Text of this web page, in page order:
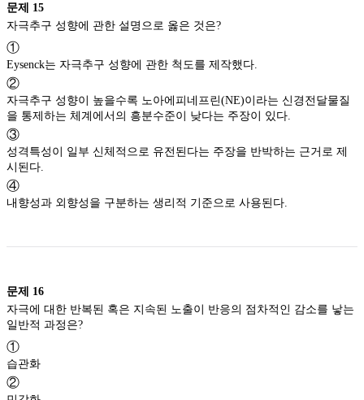
문제 15
①
Eysenck는 자극추구 성향에 관한 척도를 제작했다.
②
자극추구 성향이 높을수록 노아에피네프린(NE)이라는 신경전달물질
을 통제하는 체계에서의 흥분수준이 낮다는 주장이 있다.
③
성격특성이 일부 신체적으로 유전된다는 주장을 반박하는 근거로 제
시된다.
④
내향성과 외향성을 구분하는 생리적 기준으로 사용된다.
문제 16
자극에 대한 반복된 혹은 지속된 노출이 반응의 점차적인 감소를 낳는
①
습관화
②